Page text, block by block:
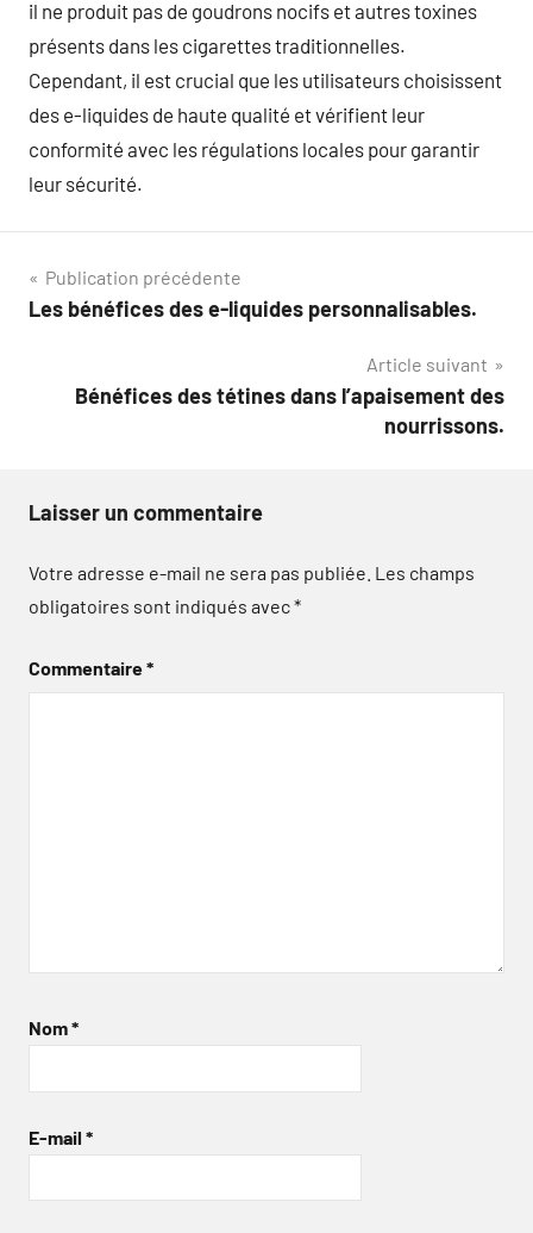
il ne produit pas de goudrons nocifs et autres toxines
présents dans les cigarettes traditionnelles.
Cependant, il est crucial que les utilisateurs choisissent
des e-liquides de haute qualité et vérifient leur
conformité avec les régulations locales pour garantir
leur sécurité.
Navigation
de
Publication précédente
Les bénéfices des e-liquides personnalisables.
Article suivant
Bénéfices des tétines dans l’apaisement des
nourrissons.
Laisser un commentaire
Votre adresse e-mail ne sera pas publiée. Les champs
obligatoires sont indiqués avec*
Commentaire*
Nom*
E-mail *